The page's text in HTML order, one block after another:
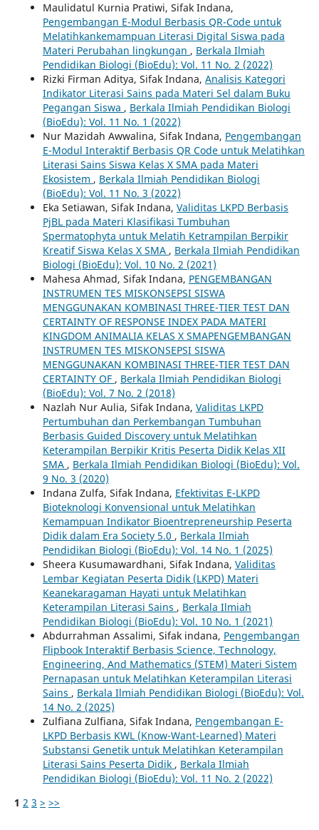
Maulidatul Kurnia Pratiwi, Sifak Indana,
Pengembangan E-Modul Berbasis QR-Code untuk
Melatihkankemampuan Literasi Digital Siswa pada
Materi Perubahan lingkungan , Berkala Ilmiah
Pendidikan Biologi (BioEdu): Vol. 11 No. 2 (2022)
Rizki Firman Aditya, Sifak Indana, Analisis Kategori
Indikator Literasi Sains pada Materi Sel dalam Buku
Pegangan Siswa , Berkala Ilmiah Pendidikan Biologi
(BioEdu): Vol. 11 No. 1 (2022)
Nur Mazidah Awwalina, Sifak Indana, Pengembangan
E-Modul Interaktif Berbasis QR Code untuk Melatihkan
Literasi Sains Siswa Kelas X SMA pada Materi
Ekosistem , Berkala Ilmiah Pendidikan Biologi
(BioEdu): Vol. 11 No. 3 (2022)
Eka Setiawan, Sifak Indana, Validitas LKPD Berbasis
PjBL pada Materi Klasifikasi Tumbuhan
Spermatophyta untuk Melatih Ketrampilan Berpikir
Kreatif Siswa Kelas X SMA , Berkala Ilmiah Pendidikan
Biologi (BioEdu): Vol. 10 No. 2 (2021)
Mahesa Ahmad, Sifak Indana, PENGEMBANGAN
INSTRUMEN TES MISKONSEPSI SISWA
MENGGUNAKAN KOMBINASI THREE-TIER TEST DAN
CERTAINTY OF RESPONSE INDEX PADA MATERI
KINGDOM ANIMALIA KELAS X SMAPENGEMBANGAN
INSTRUMEN TES MISKONSEPSI SISWA
MENGGUNAKAN KOMBINASI THREE-TIER TEST DAN
CERTAINTY OF , Berkala Ilmiah Pendidikan Biologi
(BioEdu): Vol. 7 No. 2 (2018)
Nazlah Nur Aulia, Sifak Indana, Validitas LKPD
Pertumbuhan dan Perkembangan Tumbuhan
Berbasis Guided Discovery untuk Melatihkan
Keterampilan Berpikir Kritis Peserta Didik Kelas XII
SMA , Berkala Ilmiah Pendidikan Biologi (BioEdu): Vol.
9 No. 3 (2020)
Indana Zulfa, Sifak Indana, Efektivitas E-LKPD
Bioteknologi Konvensional untuk Melatihkan
Kemampuan Indikator Bioentrepreneurship Peserta
Didik dalam Era Society 5.0 , Berkala Ilmiah
Pendidikan Biologi (BioEdu): Vol. 14 No. 1 (2025)
Sheera Kusumawardhani, Sifak Indana, Validitas
Lembar Kegiatan Peserta Didik (LKPD) Materi
Keanekaragaman Hayati untuk Melatihkan
Keterampilan Literasi Sains , Berkala Ilmiah
Pendidikan Biologi (BioEdu): Vol. 10 No. 1 (2021)
Abdurrahman Assalimi, Sifak indana, Pengembangan
Flipbook Interaktif Berbasis Science, Technology,
Engineering, And Mathematics (STEM) Materi Sistem
Pernapasan untuk Melatihkan Keterampilan Literasi
Sains , Berkala Ilmiah Pendidikan Biologi (BioEdu): Vol.
14 No. 2 (2025)
Zulfiana Zulfiana, Sifak Indana, Pengembangan E-
LKPD Berbasis KWL (Know-Want-Learned) Materi
Substansi Genetik untuk Melatihkan Keterampilan
Literasi Sains Peserta Didik , Berkala Ilmiah
Pendidikan Biologi (BioEdu): Vol. 11 No. 2 (2022)
1 2 3 > >>